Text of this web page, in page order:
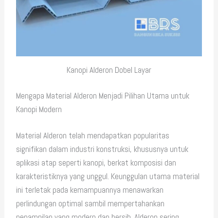
Kanopi Alderon Dobel Layar
Mengapa Material Alderon Menjadi Pilihan Utama untuk
Kanopi Modern
Material Alderon telah mendapatkan popularitas
signifikan dalam industri konstruksi, khususnya untuk
aplikasi atap seperti kanopi, berkat komposisi dan
karakteristiknya yang unggul. Keunggulan utama material
ini terletak pada kemampuannya menawarkan
perlindungan optimal sambil mempertahankan